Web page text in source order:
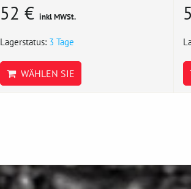
52 € inkl MWSt.
Lagerstatus: 3 Tage
WÄHLEN SIE